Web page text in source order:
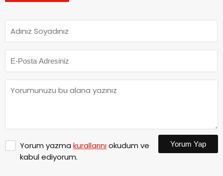
Yorum yazma kurallarınıokudum ve
kabul ediyorum.
Yorum Yap